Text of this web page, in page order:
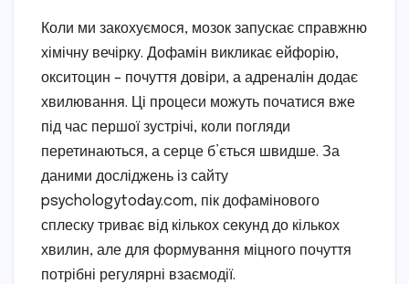
Коли ми закохуємося, мозок запускає справжню
хімічну вечірку. Дофамін викликає ейфорію,
окситоцин – почуття довіри, а адреналін додає
хвилювання. Ці процеси можуть початися вже
під час першої зустрічі, коли погляди
перетинаються, а серце б’ється швидше. За
даними досліджень із сайту
psychologytoday.com, пік дофамінового
сплеску триває від кількох секунд до кількох
хвилин, але для формування міцного почуття
потрібні регулярні взаємодії.